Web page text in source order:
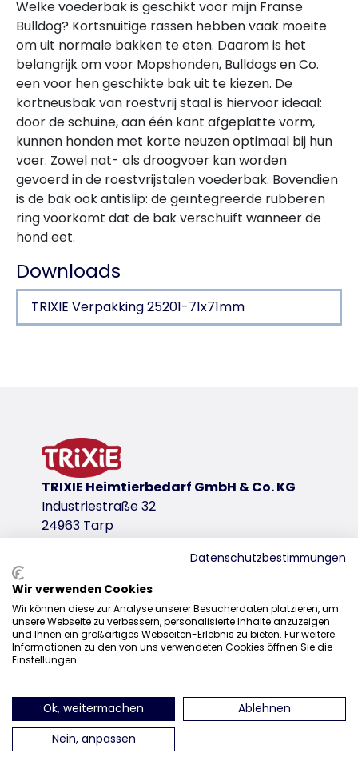
Welke voederbak is geschikt voor mijn Franse
Bulldog? Kortsnuitige rassen hebben vaak moeite
om uit normale bakken te eten. Daarom is het
belangrijk om voor Mopshonden, Bulldogs en Co.
een voor hen geschikte bak uit te kiezen. De
kortneusbak van roestvrij staal is hiervoor ideaal:
door de schuine, aan één kant afgeplatte vorm,
kunnen honden met korte neuzen optimaal bij hun
voer. Zowel nat- als droogvoer kan worden
gevoerd in de roestvrijstalen voederbak. Bovendien
is de bak ook antislip: de geïntegreerde rubberen
ring voorkomt dat de bak verschuift wanneer de
hond eet.
Downloads
TRIXIE Verpakking 25201-71x71mm
vaatwasserbestendig (vóór de wasbeurt de
productvariant
productvariant: uniek productnummer
Afmetingen
0,7 l/ø 27 cm
downloadlinks
TRIXIE Verpakking 25201-71x71mm
TRIXIE Heimtierbedarf GmbH & Co. KG
Industriestraße 32
24963 Tarp
Distributie
+31 20 7980 995
sales@trixie.de
vind ons op Instagram
vind ons op Facebook
vind ons op Pinterest
vind ons
Datenschutzbestimmungen
Wir verwenden Cookies
Wir können diese zur Analyse unserer Besucherdaten platzieren, um
unsere Webseite zu verbessern, personalisierte Inhalte anzuzeigen
und Ihnen ein großartiges Webseiten-Erlebnis zu bieten. Für weitere
Informationen zu den von uns verwendeten Cookies öffnen Sie die
Einstellungen.
Ok, weitermachen
Ablehnen
Nein, anpassen